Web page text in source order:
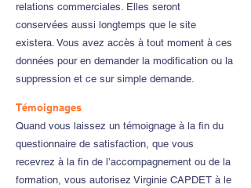
relations commerciales. Elles seront
conservées aussi longtemps que le site
existera. Vous avez accès à tout moment à ces
données pour en demander la modification ou la
suppression et ce sur simple demande.
Témoignages
Quand vous laissez un témoignage à la fin du
questionnaire de satisfaction, que vous
recevrez à la fin de l’accompagnement ou de la
formation, vous autorisez Virginie CAPDET à le